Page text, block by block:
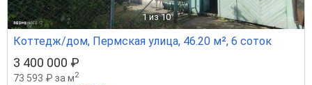
1 из 10
Коттедж/дом, Пермская улица, 46.20 м², 6 соток
3 400 000 ₽
73 593 ₽ за м2